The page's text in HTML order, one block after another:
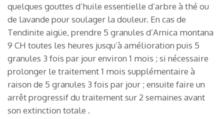
quelques gouttes d’huile essentielle d’arbre à thé ou
de lavande pour soulager la douleur. En cas de
Tendinite aigüe, prendre 5 granules d’Arnica montana
9 CH toutes les heures jusqu’à amélioration puis 5
granules 3 fois par jour environ 1 mois ; si nécessaire
prolonger le traitement 1 mois supplémentaire à
raison de 5 granules 3 fois par jour ; ensuite faire un
arrêt progressif du traitement sur 2 semaines avant
son extinction totale .